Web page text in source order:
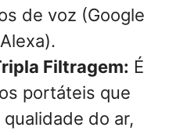
de voz (Google
Filtragem: É
portáteis que
do ar,